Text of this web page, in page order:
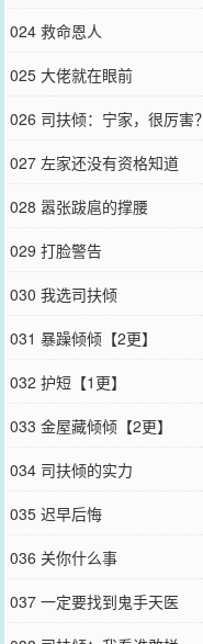
024 救命恩人
025 大佬就在眼前
026 司扶倾：宁家，很厉害？
027 左家还没有资格知道
028 嚣张跋扈的撑腰
029 打脸警告
030 我选司扶倾
031 暴躁倾倾【2更】
032 护短【1更】
033 金屋藏倾倾【2更】
034 司扶倾的实力
035 迟早后悔
036 关你什么事
037 一定要找到鬼手天医